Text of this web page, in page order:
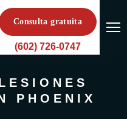
Consulta gratuita
(602) 726-0747
PHOENIX